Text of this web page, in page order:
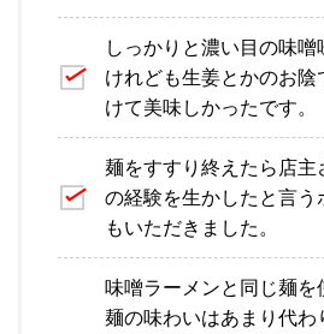
しっかりと濃い目の味
けれども生姜とかのお
けて美味しかったです。
麺をすすり終えたら店
の経験を生かしたと言う
もいただきました。
味噌ラーメンと同じ麺
麺の味わいはあまり代わ